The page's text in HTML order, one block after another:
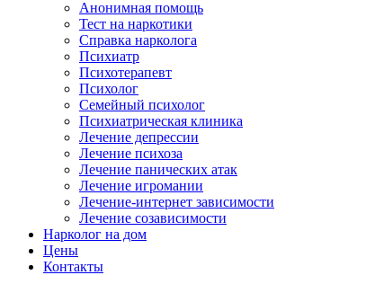
Анонимная помощь
Тест на наркотики
Справка нарколога
Психиатр
Психотерапевт
Психолог
Семейный психолог
Психиатрическая клиника
Лечение депрессии
Лечение психоза
Лечение панических атак
Лечение игромании
Лечение-интернет зависимости
Лечение созависимости
Нарколог на дом
Цены
Контакты